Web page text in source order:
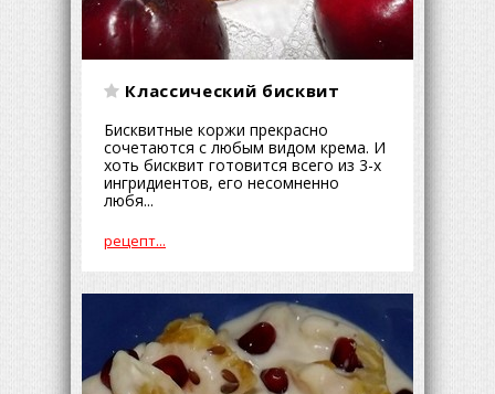
Классический бисквит
Бисквитные коржи прекрасно
сочетаются с любым видом крема. И
хоть бисквит готовится всего из 3-х
ингридиентов, его несомненно
любя...
рецепт...